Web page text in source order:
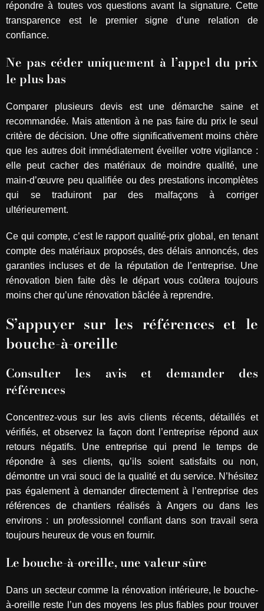
répondre à toutes vos questions avant la signature. Cette
transparence est le premier signe d’une relation de
confiance.
Ne pas céder uniquement à l’appel du prix
le plus bas
Comparer plusieurs devis est une démarche saine et
recommandée. Mais attention à ne pas faire du prix le seul
critère de décision. Une offre significativement moins chère
que les autres doit immédiatement éveiller votre vigilance :
elle peut cacher des matériaux de moindre qualité, une
main-d’œuvre peu qualifiée ou des prestations incomplètes
qui se traduiront par des malfaçons à corriger
ultérieurement.
Ce qui compte, c’est le rapport qualité-prix global, en tenant
compte des matériaux proposés, des délais annoncés, des
garanties incluses et de la réputation de l’entreprise. Une
rénovation bien faite dès le départ vous coûtera toujours
moins cher qu’une rénovation bâclée à reprendre.
S’appuyer sur les références et le
bouche-à-oreille
Consulter les avis et demander des
références
Concentrez-vous sur les avis clients récents, détaillés et
vérifiés, et observez la façon dont l’entreprise répond aux
retours négatifs. Une entreprise qui prend le temps de
répondre à ses clients, qu’ils soient satisfaits ou non,
démontre un vrai souci de la qualité et du service. N’hésitez
pas également à demander directement à l’entreprise des
références de chantiers réalisés à Angers ou dans les
environs : un professionnel confiant dans son travail sera
toujours heureux de vous en fournir.
Le bouche-à-oreille, une valeur sûre
Dans un secteur comme la rénovation intérieure, le bouche-
à-oreille reste l’un des moyens les plus fiables pour trouver